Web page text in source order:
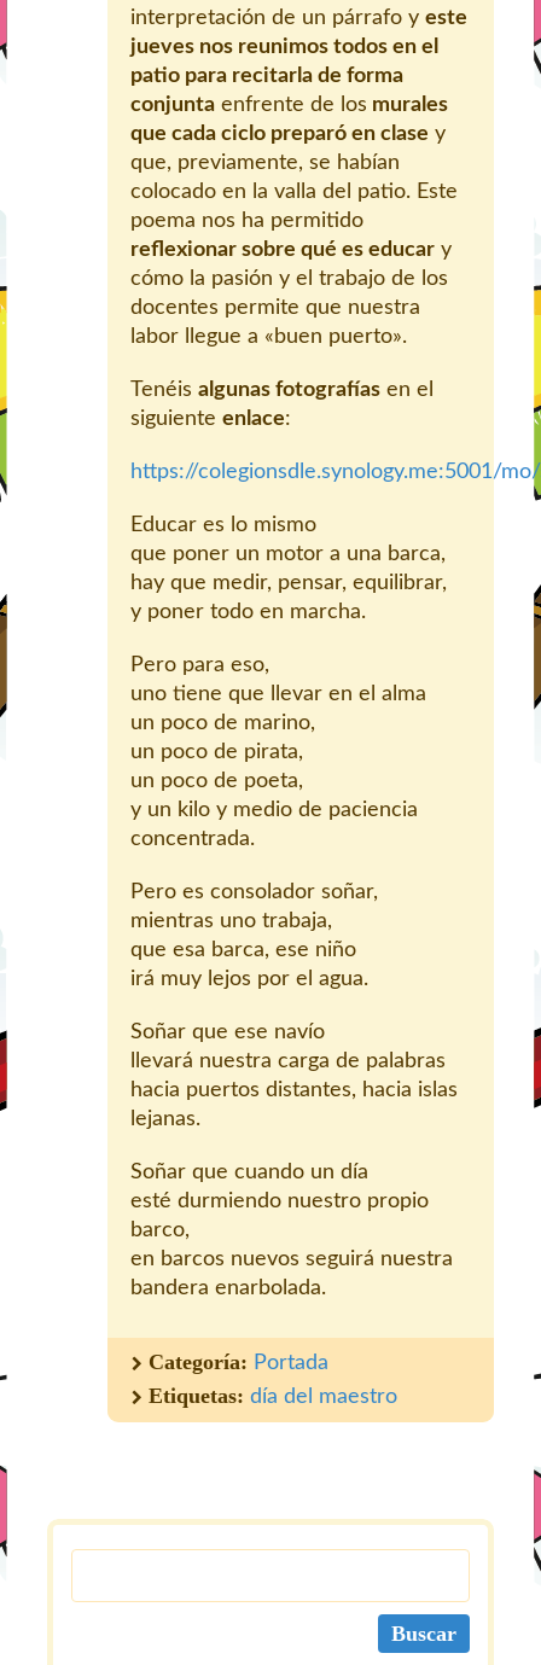
interpretación de un párrafo y este
jueves nos reunimos todos en el
patio para recitarla de forma
conjunta enfrente de los murales
que cada ciclo preparó en clase y
que, previamente, se habían
colocado en la valla del patio. Este
poema nos ha permitido
reflexionar sobre qué es educar y
cómo la pasión y el trabajo de los
docentes permite que nuestra
labor llegue a «buen puerto».
Tenéis algunas fotografías en el
siguiente enlace:
https://colegionsdle.synology.me:5001/
Educar es lo mismo
que poner un motor a una barca,
hay que medir, pensar, equilibrar,
y poner todo en marcha.
Pero para eso,
uno tiene que llevar en el alma
un poco de marino,
un poco de pirata,
un poco de poeta,
y un kilo y medio de paciencia
concentrada.
Pero es consolador soñar,
mientras uno trabaja,
que esa barca, ese niño
irá muy lejos por el agua.
Soñar que ese navío
llevará nuestra carga de palabras
hacia puertos distantes, hacia islas
lejanas.
Soñar que cuando un día
esté durmiendo nuestro propio
barco,
en barcos nuevos seguirá nuestra
bandera enarbolada.
Categoría: Portada
Etiquetas: día del maestro